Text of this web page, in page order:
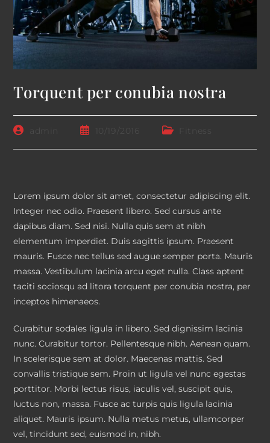
Torquent per conubia nostra
Post
Post 10/19/2016
Post
Lorem ipsum dolor sit amet, consectetur adipiscing elit.
Integer nec odio. Praesent libero. Sed cursus ante
dapibus diam. Sed nisi. Nulla quis sem at nibh
elementum imperdiet. Duis sagittis ipsum. Praesent
mauris. Fusce nec tellus sed augue semper porta. Mauris
massa. Vestibulum lacinia arcu eget nulla. Class aptent
taciti sociosqu ad litora torquent per conubia nostra, per
inceptos himenaeos.
Curabitur sodales ligula in libero. Sed dignissim lacinia
nunc. Curabitur tortor. Pellentesque nibh. Aenean quam.
In scelerisque sem at dolor. Maecenas mattis. Sed
convallis tristique sem. Proin ut ligula vel nunc egestas
porttitor. Morbi lectus risus, iaculis vel, suscipit quis,
luctus non, massa. Fusce ac turpis quis ligula lacinia
aliquet. Mauris ipsum. Nulla metus metus, ullamcorper
vel, tincidunt sed, euismod in, nibh.